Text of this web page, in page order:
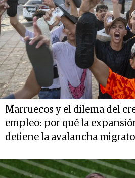
Marruecos y el dilema del
empleo: por qué la
detiene la avalancha